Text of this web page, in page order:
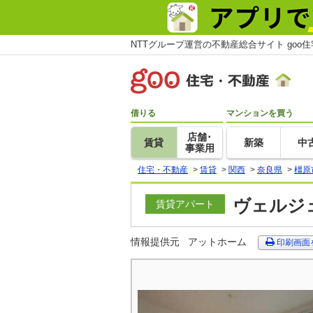
NTTグループ運営の不動産総合サイト goo
借りる
賃貸
店舗･
事業用
マンションを買う
新築 中
住宅・不動産 > 賃貸 > 関西 > 奈良県 > 橿原
賃貸アパート ヴェルジ
情報提供元 アットホーム 印刷画面